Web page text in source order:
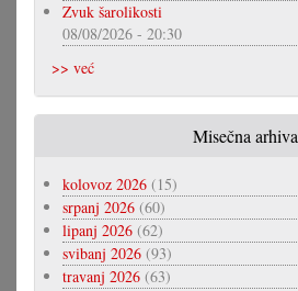
Zvuk šarolikosti
08/08/2026 - 20:30
>> već
Misečna arhiva
kolovoz 2026 (15)
srpanj 2026 (60)
lipanj 2026 (62)
svibanj 2026 (93)
travanj 2026 (63)